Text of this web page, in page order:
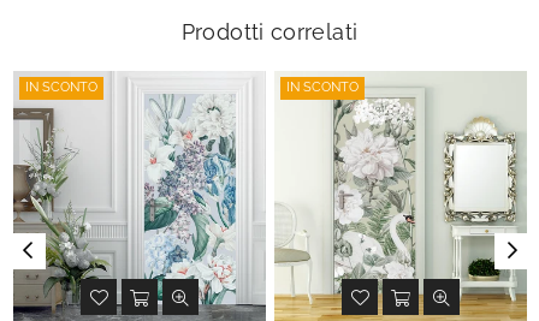
Prodotti correlati
IN SCONTO IN SCONTO